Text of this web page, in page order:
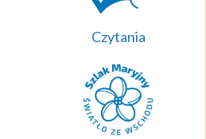
Czytania